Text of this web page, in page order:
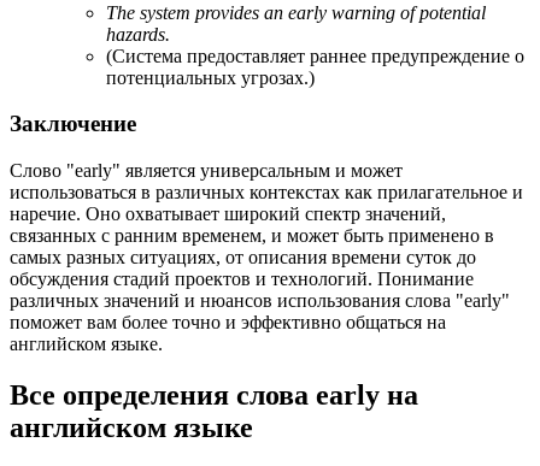
The system provides an early warning of potential
hazards.
(Система предоставляет раннее предупреждение о
потенциальных угрозах.)
Заключение
Слово "early" является универсальным и может
использоваться в различных контекстах как прилагательное и
наречие. Оно охватывает широкий спектр значений,
связанных с ранним временем, и может быть применено в
самых разных ситуациях, от описания времени суток до
обсуждения стадий проектов и технологий. Понимание
различных значений и нюансов использования слова "early"
поможет вам более точно и эффективно общаться на
английском языке.
Все определения слова early на
английском языке